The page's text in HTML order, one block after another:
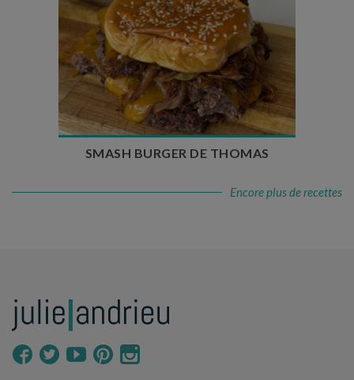
Temps de préparation : 20 min
Temps de cuisson : 5 à 10 min
Nombre de couverts : 4
SMASH BURGER DE THOMAS
Encore plus de recettes